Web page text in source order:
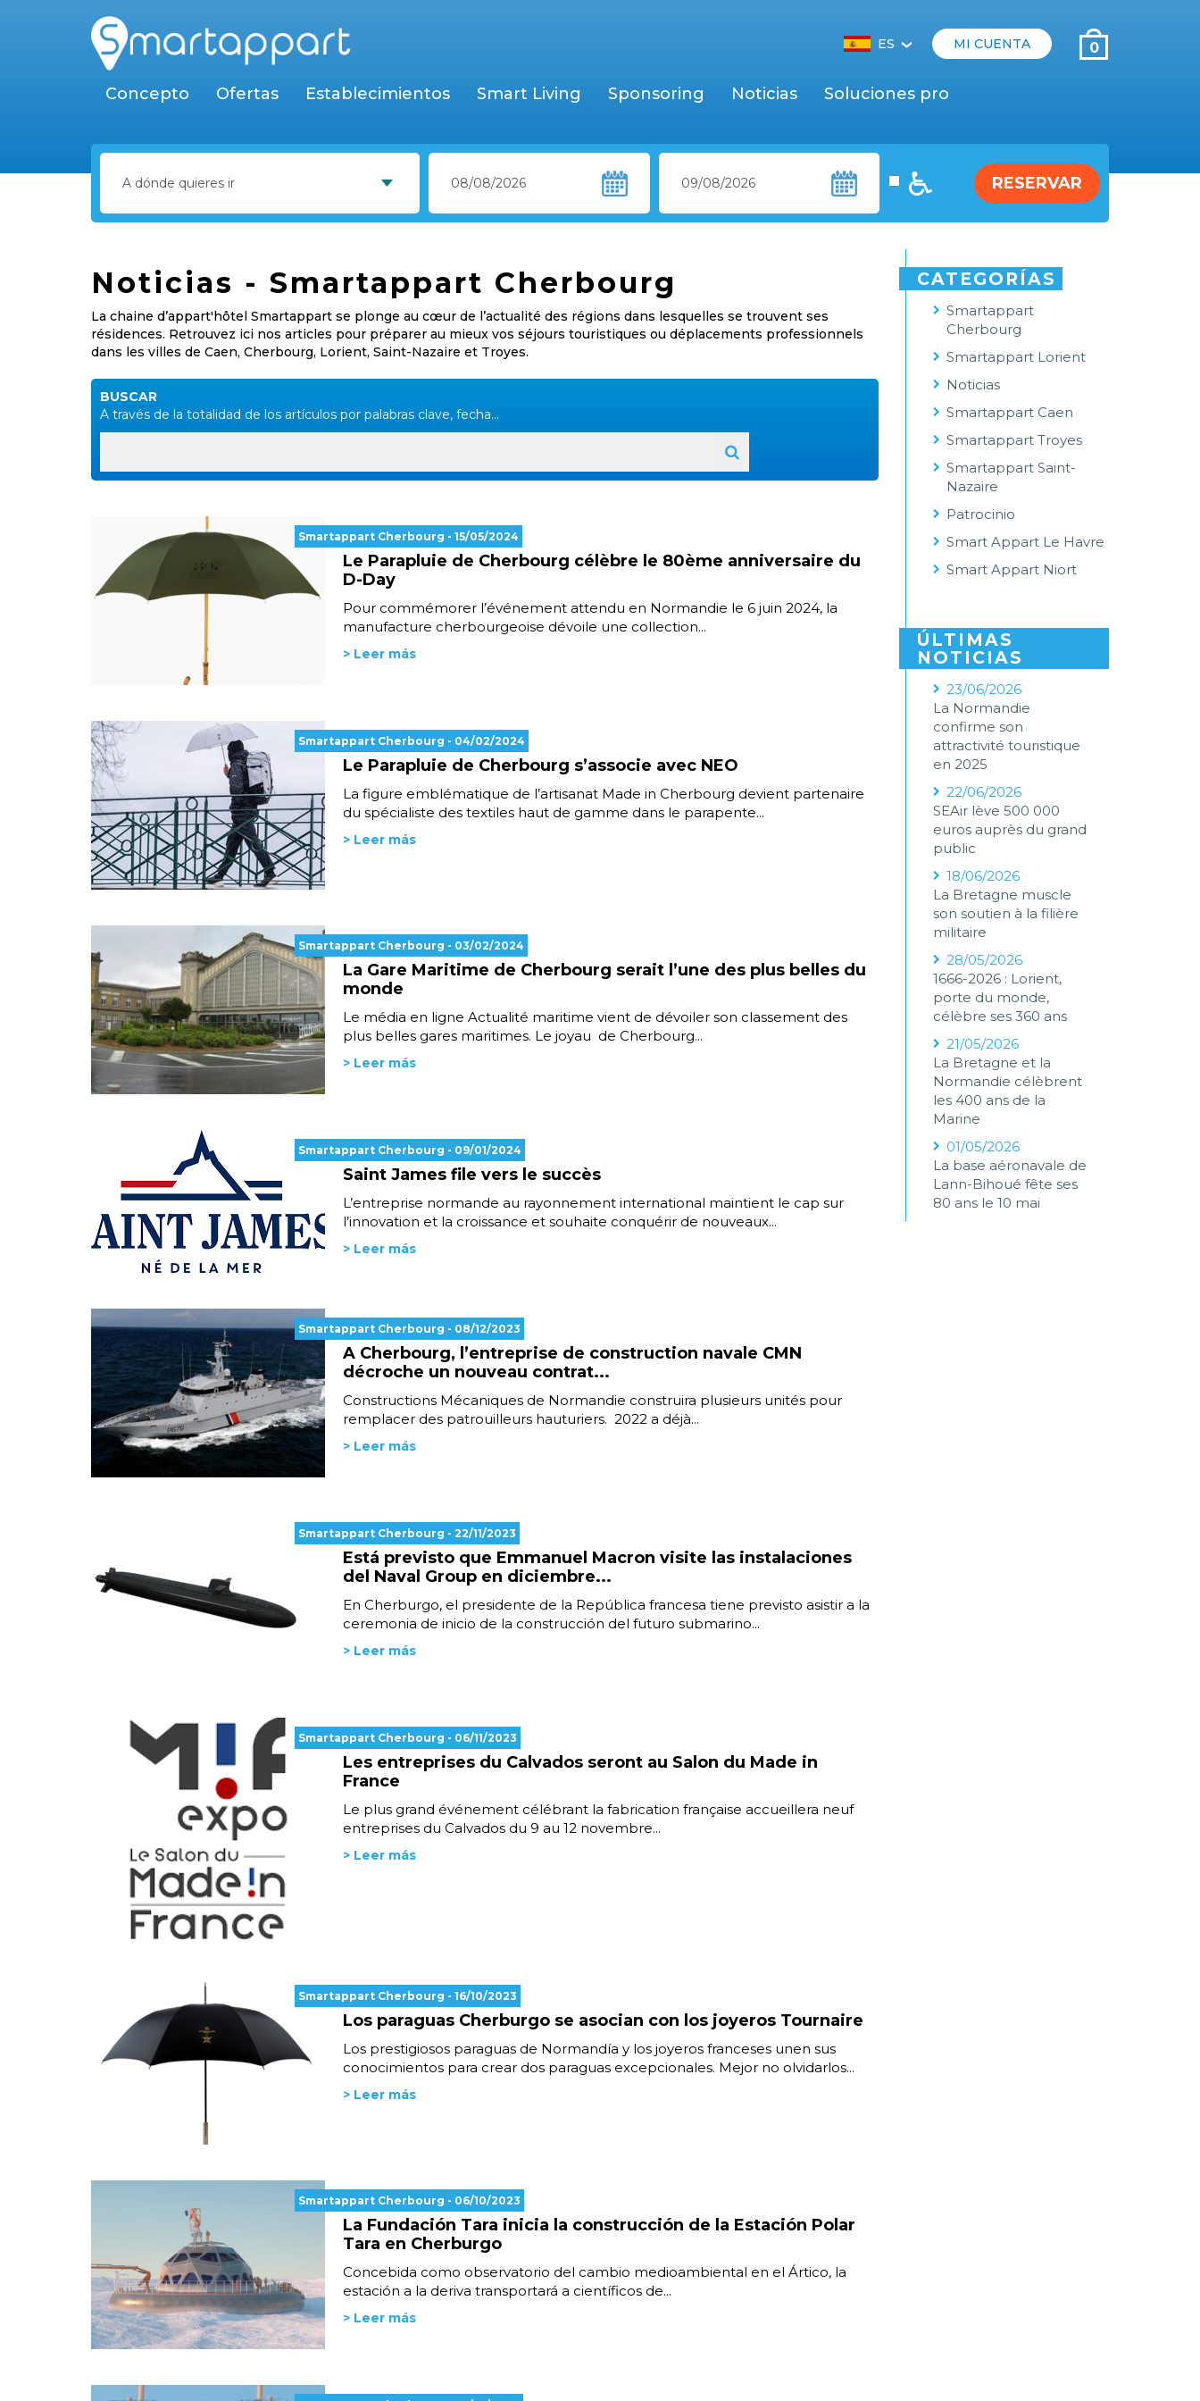
ES‹ MI CUENTA 0
Concepto Ofertas Establecimientos Smart Living Sponsoring Noticias Soluciones pro
RESERVAR
Noticias - Smartappart Cherbourg
La chaine d’appart'hôtel Smartappart se plonge au cœur de l’actualité des régions dans lesquelles se trouvent ses
résidences. Retrouvez ici nos articles pour préparer au mieux vos séjours touristiques ou déplacements professionnels
dans les villes de Caen, Cherbourg, Lorient, Saint-Nazaire et Troyes.
BUSCAR
A través de la totalidad de los artículos por palabras clave, fecha...
Smartappart Cherbourg - 15/05/2024
Le Parapluie de Cherbourg célèbre le 80ème anniversaire du
D-Day
Pour commémorer l’événement attendu en Normandie le 6 juin 2024, la
manufacture cherbourgeoise dévoile une collection...
> Leer más
Smartappart Cherbourg - 04/02/2024
Le Parapluie de Cherbourg s’associe avec NEO
La figure emblématique de l’artisanat Made in Cherbourg devient partenaire
du spécialiste des textiles haut de gamme dans le parapente...
> Leer más
Smartappart Cherbourg - 03/02/2024
La Gare Maritime de Cherbourg serait l’une des plus belles du
monde
Le média en ligne Actualité maritime vient de dévoiler son classement des
plus belles gares maritimes. Le joyau de Cherbourg...
> Leer más
Smartappart Cherbourg - 09/01/2024
Saint James file vers le succès
L’entreprise normande au rayonnement international maintient le cap sur
l’innovation et la croissance et souhaite conquérir de nouveaux...
> Leer más
Smartappart Cherbourg - 08/12/2023
A Cherbourg, l’entreprise de construction navale CMN
décroche un nouveau contrat...
Constructions Mécaniques de Normandie construira plusieurs unités pour
remplacer des patrouilleurs hauturiers. 2022 a déjà...
> Leer más
Smartappart Cherbourg - 22/11/2023
Está previsto que Emmanuel Macron visite las instalaciones
del Naval Group en diciembre...
En Cherburgo, el presidente de la República francesa tiene previsto asistir a la
ceremonia de inicio de la construcción del futuro submarino...
> Leer más
Smartappart Cherbourg - 06/11/2023
Les entreprises du Calvados seront au Salon du Made in
France
Le plus grand événement célébrant la fabrication française accueillera neuf
entreprises du Calvados du 9 au 12 novembre...
> Leer más
Smartappart Cherbourg - 16/10/2023
Los paraguas Cherburgo se asocian con los joyeros Tournaire
Los prestigiosos paraguas de Normandía y los joyeros franceses unen sus
conocimientos para crear dos paraguas excepcionales. Mejor no olvidarlos...
> Leer más
Smartappart Cherbourg - 06/10/2023
La Fundación Tara inicia la construcción de la Estación Polar
Tara en Cherburgo
Concebida como observatorio del cambio medioambiental en el Ártico, la
estación a la deriva transportará a científicos de...
> Leer más
CATEGORÍAS
Smartappart
Cherbourg
Smartappart Lorient
Noticias
Smartappart Caen
Smartappart Troyes
Smartappart Saint-
Nazaire
Patrocinio
Smart Appart Le Havre
Smart Appart Niort
ÚLTIMAS
NOTICIAS
23/06/2026
La Normandie
confirme son
attractivité touristique
en 2025
22/06/2026
SEAir lève 500 000
euros auprès du grand
public
18/06/2026
La Bretagne muscle
son soutien à la filière
militaire
28/05/2026
1666-2026 : Lorient,
porte du monde,
célèbre ses 360 ans
21/05/2026
La Bretagne et la
Normandie célèbrent
les 400 ans de la
Marine
01/05/2026
La base aéronavale de
Lann-Bihoué fête ses
80 ans le 10 mai